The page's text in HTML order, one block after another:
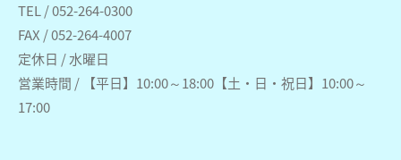
TEL / 052-264-0300
FAX / 052-264-4007
定休日 / 水曜日
営業時間 / 【平日】10:00～18:00【土・日・祝日】10:00～
17:00